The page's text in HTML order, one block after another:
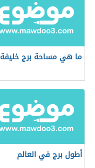
ما هي مساحة برج خليفة
أطول برج في العالم